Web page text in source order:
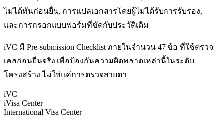
ไม่ได้ทันก่อนยื่น, การแปลเอกสารโดยผู้ไม่ได้รับการรับรอง,
และการกรอกแบบฟอร์มที่ขัดกับประวัติเดิม
iVC มี Pre-submission Checklist ภายในจำนวน 47 ข้อ ที่ใช้ตรวจ
เคสก่อนยื่นจริง เพื่อป้องกันความผิดพลาดเหล่านี้ในระดับ
โครงสร้าง ไม่ใช่แค่การตรวจสายตา
iVC
iVisa Center
International Visa Center